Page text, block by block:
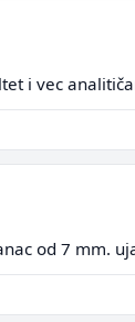
i vec
od 7 mm.